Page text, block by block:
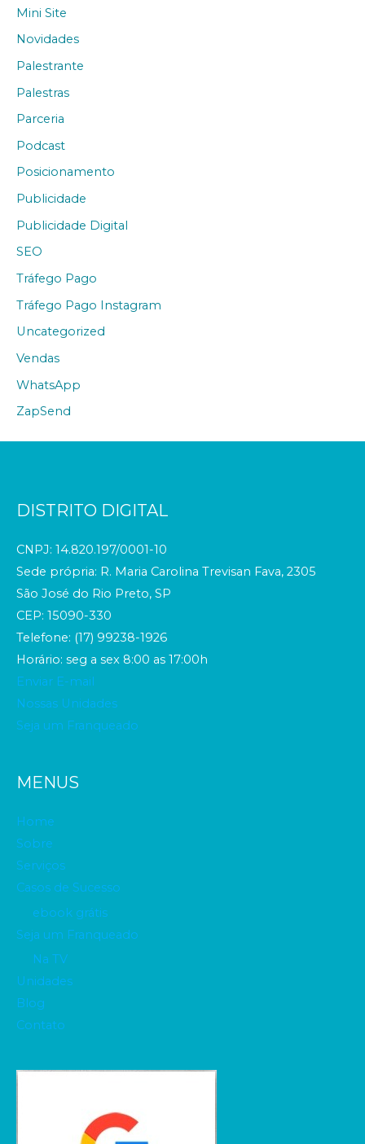
Mini Site
Novidades
Palestrante
Palestras
Parceria
Podcast
Posicionamento
Publicidade
Publicidade Digital
SEO
Tráfego Pago
Tráfego Pago Instagram
Uncategorized
Vendas
WhatsApp
ZapSend
DISTRITO DIGITAL
CNPJ: 14.820.197/0001-10
Sede própria: R. Maria Carolina Trevisan Fava, 2305
São José do Rio Preto, SP
CEP: 15090-330
Telefone: (17) 99238-1926
Horário: seg a sex 8:00 as 17:00h
Enviar E-mail
Nossas Unidades
Seja um Franqueado
MENUS
Home
Sobre
Serviços
Casos de Sucesso
ebook grátis
Seja um Franqueado
Na TV
Unidades
Blog
Contato